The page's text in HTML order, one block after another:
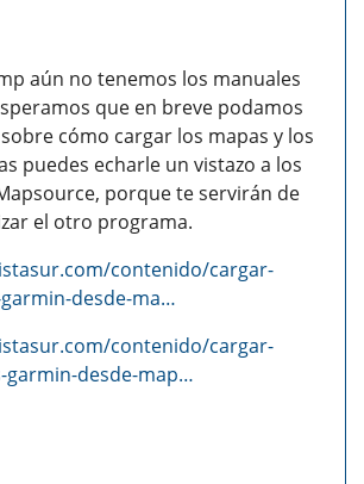
aún no tenemos los manuales
que en breve podamos
cómo cargar los mapas y los
puedes echarle un vistazo a los
porque te servirán de
el otro programa.
contenido/cargar-
desde-ma…
contenido/cargar-
garmin-desde-map…